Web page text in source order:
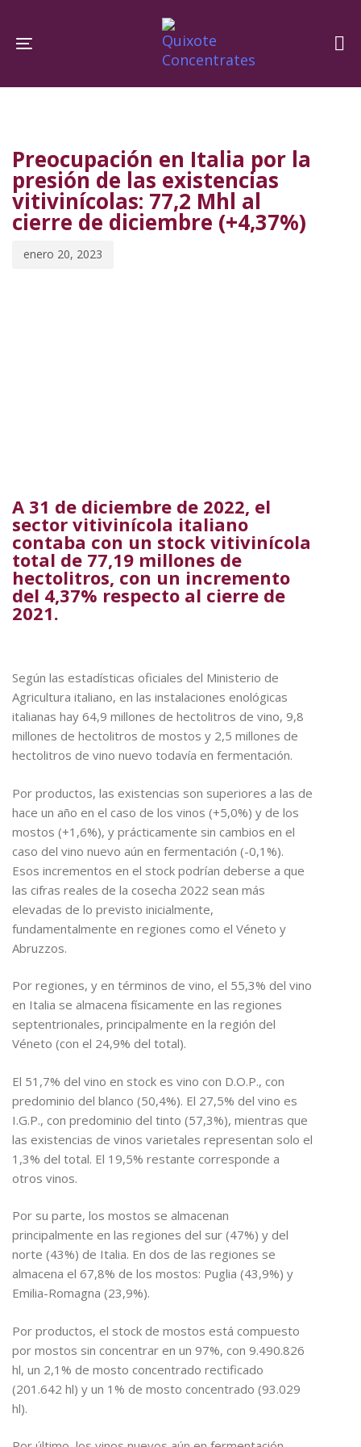
links
navigation
content
Toggle navigation
Preocupación en Italia por la
presión de las existencias
vitivinícolas: 77,2 Mhl al
cierre de diciembre (+4,37%)
enero 20, 2023
A 31 de diciembre de 2022, el
sector vitivinícola italiano
contaba con un stock vitivinícola
total de 77,19 millones de
hectolitros, con un incremento
del 4,37% respecto al cierre de
2021.
Según las estadísticas oficiales del Ministerio de
Agricultura italiano, en las instalaciones enológicas
italianas hay 64,9 millones de hectolitros de vino, 9,8
millones de hectolitros de mostos y 2,5 millones de
hectolitros de vino nuevo todavía en fermentación.
Por productos, las existencias son superiores a las de
hace un año en el caso de los vinos (+5,0%) y de los
mostos (+1,6%), y prácticamente sin cambios en el
caso del vino nuevo aún en fermentación (-0,1%).
Esos incrementos en el stock podrían deberse a que
las cifras reales de la cosecha 2022 sean más
elevadas de lo previsto inicialmente,
fundamentalmente en regiones como el Véneto y
Abruzzos.
Por regiones, y en términos de vino, el 55,3% del vino
en Italia se almacena físicamente en las regiones
septentrionales, principalmente en la región del
Véneto (con el 24,9% del total).
El 51,7% del vino en stock es vino con D.O.P., con
predominio del blanco (50,4%). El 27,5% del vino es
I.G.P., con predominio del tinto (57,3%), mientras que
las existencias de vinos varietales representan solo el
1,3% del total. El 19,5% restante corresponde a
otros vinos.
Por su parte, los mostos se almacenan
principalmente en las regiones del sur (47%) y del
norte (43%) de Italia. En dos de las regiones se
almacena el 67,8% de los mostos: Puglia (43,9%) y
Emilia-Romagna (23,9%).
Por productos, el stock de mostos está compuesto
por mostos sin concentrar en un 97%, con 9.490.826
hl, un 2,1% de mosto concentrado rectificado
(201.642 hl) y un 1% de mosto concentrado (93.029
hl).